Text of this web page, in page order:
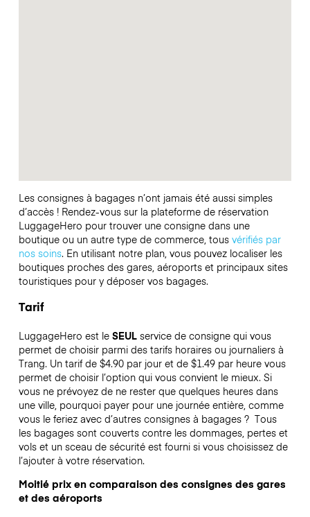
Les consignes à bagages n’ont jamais été aussi simples
d’accès ! Rendez-vous sur la plateforme de réservation
LuggageHero pour trouver une consigne dans une
boutique ou un autre type de commerce, tous vérifiés par
nos soins. En utilisant notre plan, vous pouvez localiser les
boutiques proches des gares, aéroports et principaux sites
touristiques pour y déposer vos bagages.
Tarif
LuggageHero est le SEULservice de consigne qui vous
permet de choisir parmi des tarifs horaires ou journaliers à
Trang. Un tarif de $4.90 par jour et de $1.49 par heure vous
permet de choisir l’option qui vous convient le mieux. Si
vous ne prévoyez de ne rester que quelques heures dans
une ville, pourquoi payer pour une journée entière, comme
vous le feriez avec d’autres consignes à bagages ? Tous
les bagages sont couverts contre les dommages, pertes et
vols et un sceau de sécurité est fourni si vous choisissez de
l’ajouter à votre réservation.
Moitié prix en comparaison des consignes des gares
et des aéroports